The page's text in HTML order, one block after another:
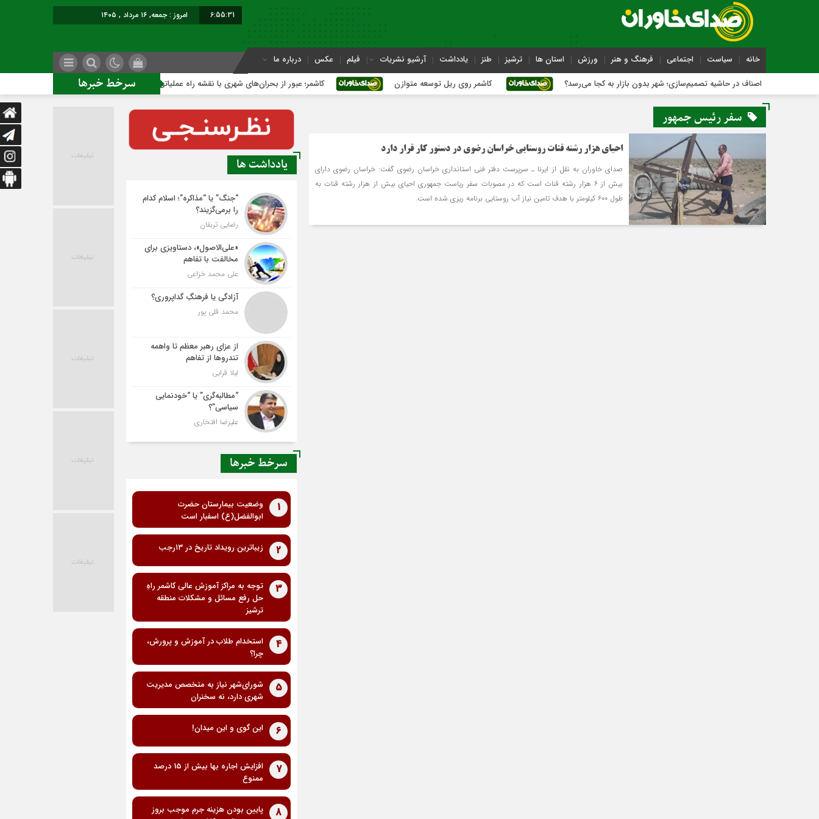
6:55:31 امروز : جمعه, ۱۶ مرداد , ۱۴۰۵
خانه سیاست اجتماعی فرهنگ و هنر ورزش استان ها ترشیز طنز یادداشت آرشیو نشریات فیلم عکس درباره ما
سرخط خبرها اصناف در حاشیه تصمیم‌سازی؛ شهر بدون بازار به کجا می‌رسد؟ کاشمر روی ریل توسعه متوازن کاشمر؛ عبور از بحران‌های شهری با نقشه راه عملیاتی ساخت ساختمان اداری جدید ممنوع؛
سفر رئیس جمهور
احیای هزار رشته قنات روستایی خراسان رضوی در دستور کار قرار دارد
صدای خاوران به نقل از ایرنا ـ سرپرست دفتر فنی استانداری خراسان رضوی گفت: خراسان رضوی دارای
بیش از ۶ هزار رشته قنات است که در مصوبات سفر ریاست جمهوری احیای بیش از هزار رشته قنات به
طول ۶۰۰ کیلومتر با هدف تامین نیاز آب روستایی برنامه ریزی شده است.
یادداشت ها
“جنگ” یا “مذاکره”؛ اسلام کدام
را برمی‌گزیند؟
رضایی تربقان
«علی‌الاصول»، دستاویزی برای
مخالفت با تفاهم
علی محمد خزاعی
آزادگی یا فرهنگِ گداپروری؟
محمد قلی پور
از عزای رهبر معظم تا واهمه
تندروها از تفاهم
لیلا قرایی
“مطالبه‌گری” یا “خودنمایی
سیاسی”؟
علیرضا افتخاری
سرخط خبرها
1
وضعیت بیمارستان حضرت
ابوالفضل(ع) اسفبار است
2 زیباترین رویداد تاریخ در ۱۳رجب
3
توجه به مراکز آموزش عالی کاشمر راهِ
حل رفع مسائل و مشکلات منطقه
ترشیز
4
استخدام طلاب در آموزش و پرورش،
چرا؟
5
شورای‌شهر نیاز به متخصص مدیریت
شهری دارد، نه سخنران
6 این گوی و این میدان!
7
افزایش اجاره بها بیش از 15 درصد
ممنوع
8
پایین بودن هزینه جرم موجب بروز